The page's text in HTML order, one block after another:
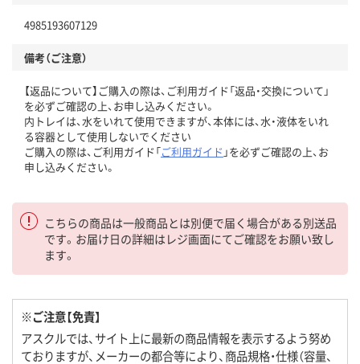
4985193607129
備考（ご注意）
【返品について】ご購入の際は、ご利用ガイド「返品・交換について」
を必ずご確認の上、お申し込みください。
内トレイは、水をいれて使用できますが、本体には、水・液体をいれ
る容器として使用しないでください
ご購入の際は、ご利用ガイド「ご利用ガイド 」を必ずご確認の上、お
申し込みください。
こちらの商品は一般商品とは別便で届く場合がある別送品
です。お届け日の詳細はレジ画面にてご確認をお願い致し
ます。
※ご注意【免責】
アスクルでは、サイト上に最新の商品情報を表示するよう努め
ておりますが、メーカーの都合等により、商品規格・仕様（容量、